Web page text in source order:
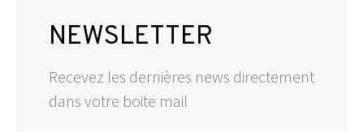
NEWSLETTER
Recevez les dernières news directement
dans votre boite mail